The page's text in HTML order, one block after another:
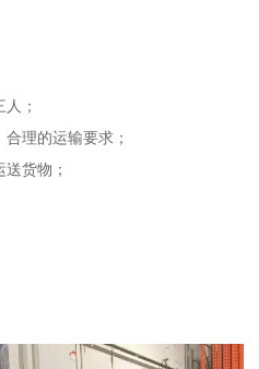
；
理的运输要求；
货物；